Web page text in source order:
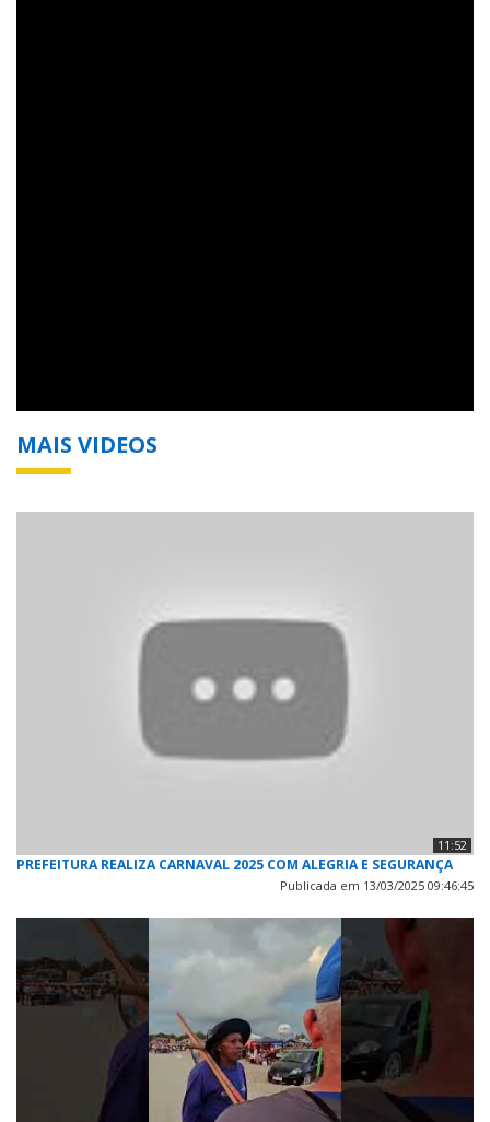
MAIS VIDEOS
11:52
PREFEITURA REALIZA CARNAVAL 2025 COM ALEGRIA E SEGURANÇA
Publicada em 13/03/2025 09:46:45